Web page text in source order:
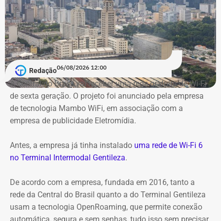
Redação06/08/2026 12:00
A Central do Brasil vai receber uma rede gratuita de Wi-Fi
de sexta geração. O projeto foi anunciado pela empresa
de tecnologia Mambo WiFi, em associação com a
empresa de publicidade Eletromídia.
Antes, a empresa já tinha instalado uma rede de Wi-Fi 6
no Terminal Intermodal Gentileza.
De acordo com a empresa, fundada em 2016, tanto a
rede da Central do Brasil quanto a do Terminal Gentileza
usam a tecnologia OpenRoaming, que permite conexão